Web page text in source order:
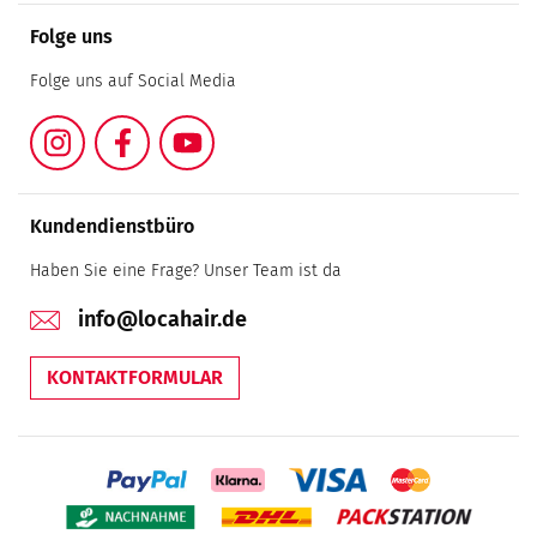
Folge uns
Folge uns auf Social Media
InstagramFacebookYouTube
Kundendienstbüro
Haben Sie eine Frage? Unser Team ist da
info@locahair.de
KONTAKTFORMULAR